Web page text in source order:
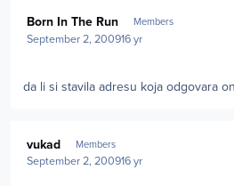
Born In The Run Members
September 2, 200916 yr
da li si stavila adresu koja odgovara
vukad Members
September 2, 200916 yr